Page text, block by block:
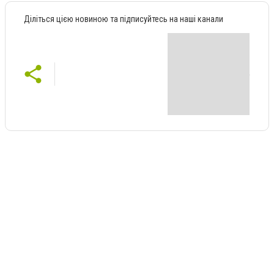
Діліться цією новиною та підписуйтесь на наші канали